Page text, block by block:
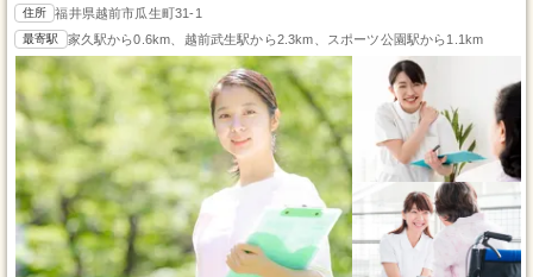
住所 福井県越前市瓜生町31-1
最寄駅 家久駅から0.6km、越前武生駅から2.3km、スポーツ公園駅から1.1km